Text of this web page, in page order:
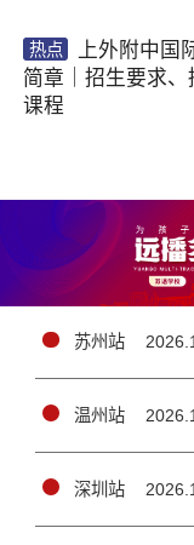
热点
上外附中国
简章｜招生要求
课程
苏州站
温州站
深圳站